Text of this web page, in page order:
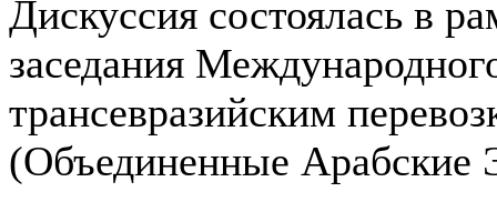
Дискуссия состоялась в
заседания
трансевразийским
(Объединенные Арабские